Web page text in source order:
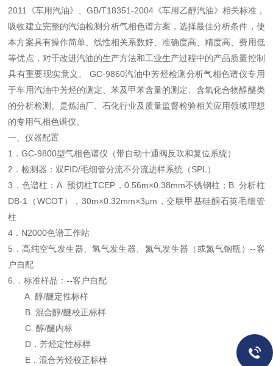
2011《车用汽油》、GB/T18351-2004《车用乙醇汽油》相关标准，
吸收建立完整的汽油检测分析气相色谱方案，选择最佳分析条件，使
本方案具有操作简单、线性相关系数好、准确度高、精度高、费用低
等优点，对于改进汽油的生产方法和工业生产过程中的产品质量控制
具有重要现实意义。 GC-9860汽油中芳烃检测分析气相色谱仪专用
于车用汽油中芳烃的测定、苯及甲苯含量的测定、含氧化合物醇醚类
的分析检测。是炼油厂、石化行业及质量监督检验相关应用领域理想
的专用气相色谱仪。
一、仪器配置
1．GC-9800型气相色谱仪（带自动十通阀反吹和复位系统）
2．检测器：双FID/毛细管分流不分流进样系统（SPL）
3．色谱柱：A. 预切柱TCEP，0.56m×0.38mm不锈钢柱；B. 分析柱
DB-1（WCOT），30m×0.32mm×3μm，交联甲基硅酮石英毛细管
柱
4．N2000色谱工作站
5．高纯空气发生器、氢气发生器、氮气发生器（或氮气钢瓶）--客
户自配
6.．标准样品：--客户自配
A. 醇/醚定性标样
B. 混合醇/醚校正标样
C. 醇/醚内标
D．芳烃定性标样
E．混合芳烃校正标样